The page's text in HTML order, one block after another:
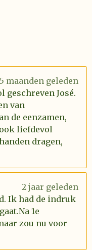
5 maanden geleden
geschreven José.
van
de eenzamen,
liefdevol
dragen,
2 jaar geleden
Ik had de indruk
1e
zou nu voor